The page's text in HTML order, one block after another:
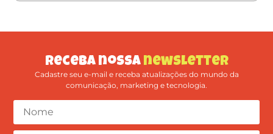
Receba nossa newsletter
Cadastre seu e-mail e receba atualizações do mundo da
comunicação, marketing e tecnologia.